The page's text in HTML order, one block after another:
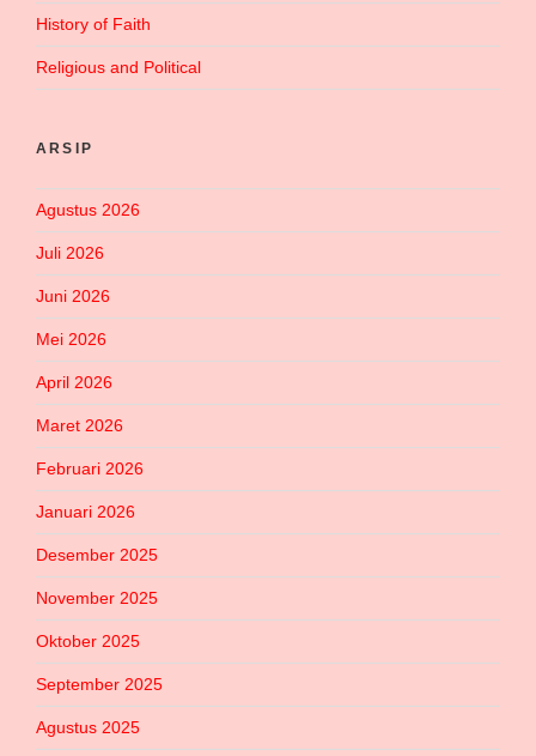
History of Faith
Religious and Political
ARSIP
Agustus 2026
Juli 2026
Juni 2026
Mei 2026
April 2026
Maret 2026
Februari 2026
Januari 2026
Desember 2025
November 2025
Oktober 2025
September 2025
Agustus 2025